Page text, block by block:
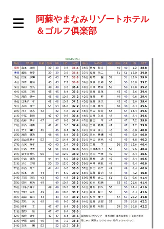
阿蘇やまなみリゾートホテル
＆ゴルフ俱楽部